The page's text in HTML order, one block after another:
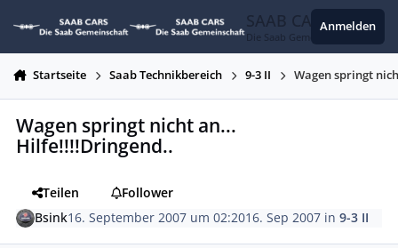
SAAB CARS
Die Saab Gemeinschaft
Anmelden
Startseite Saab Technikbereich 9-3 II Wagen springt
Wagen springt nicht an...
Hilfe!!!!Dringend..
Teilen
Follower
Bsink16. September 2007 um 02:2016. Sep 2007 in9-3 II